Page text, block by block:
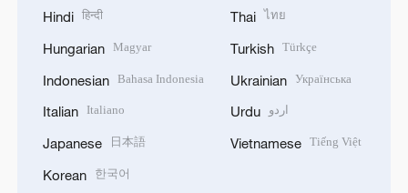
Hindi हिन्दी
Hungarian Magyar
Indonesian Bahasa Indonesia
Italian Italiano
Japanese 日本語
Korean 한국어
Thai ไทย
Turkish Türkçe
Ukrainian Українська
Urdu اردو
Vietnamese Tiếng Việt